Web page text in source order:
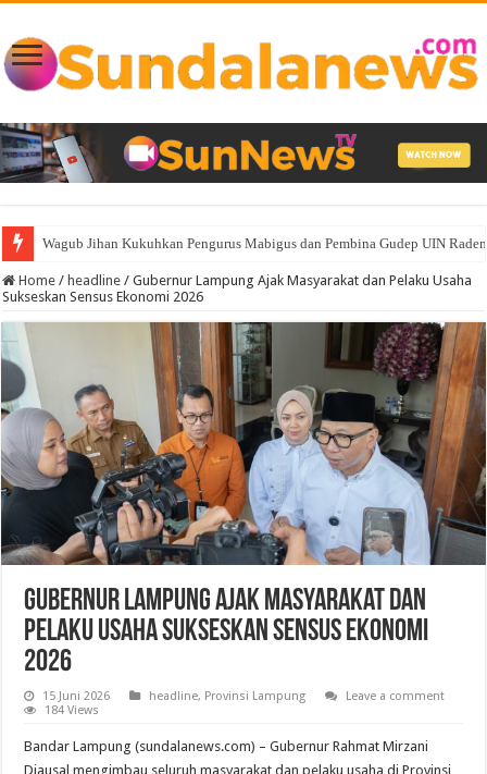
Wagub Jihan Kukuhkan Pengurus Mabigus dan Pembina Gudep UIN
Home / headline / Gubernur Lampung Ajak Masyarakat dan Pelaku Usaha
Sukseskan Sensus Ekonomi 2026
Gubernur Lampung Ajak Masyarakat dan
Pelaku Usaha Sukseskan Sensus Ekonomi
2026
15 Juni 2026 headline, Provinsi Lampung
Leave a comment
184 Views
Bandar Lampung (sundalanews.com) – Gubernur Rahmat Mirzani
Djausal mengimbau seluruh masyarakat dan pelaku usaha di Provinsi